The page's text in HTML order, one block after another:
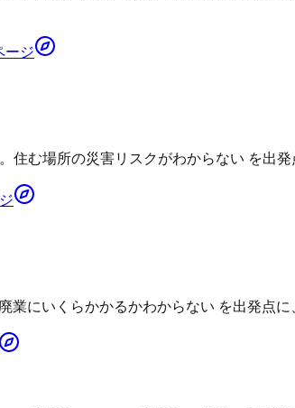
ージ
住む場所の災害リスクがわからない を出
業にいくらかかるかわからない を出発点